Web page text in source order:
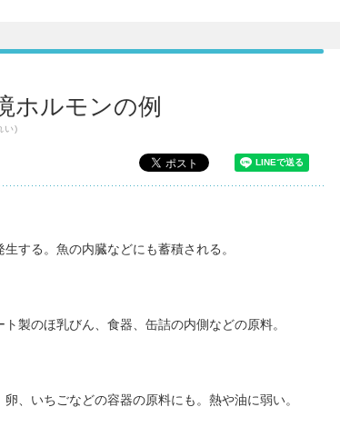
ホルモンの例
い)
する。魚の内臓などにも蓄積される。
製のほ乳びん、食器、缶詰の内側などの原料。
、いちごなどの容器の原料にも。熱や油に弱い。